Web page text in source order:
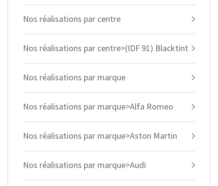
Nos réalisations par centre
Nos réalisations par centre>(IDF 91) Blacktint
Nos réalisations par marque
Nos réalisations par marque>Alfa Romeo
Nos réalisations par marque>Aston Martin
Nos réalisations par marque>Audi